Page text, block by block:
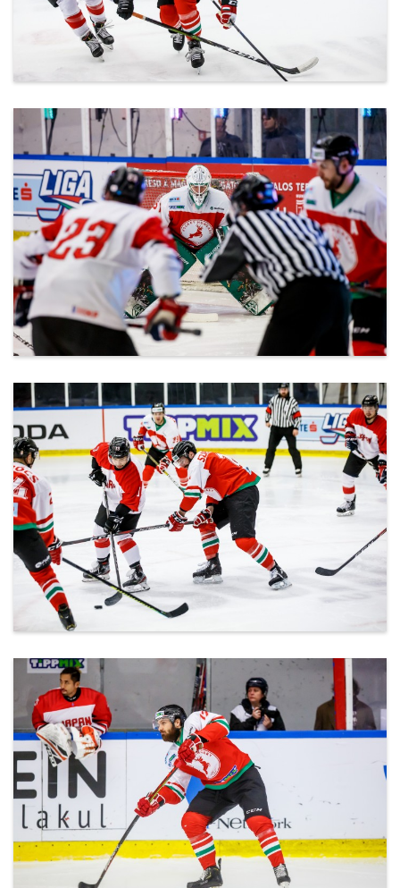
ml_191212_156.jpg
ml_191212_157.jpg
ml_191212_158.jpg
ml_191212_159.jpg